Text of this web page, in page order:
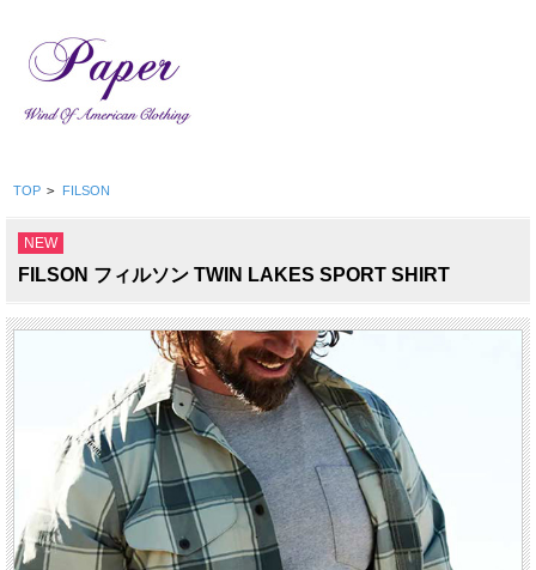
TOP > FILSON
NEW
FILSON フィルソン TWIN LAKES SPORT SHIRT